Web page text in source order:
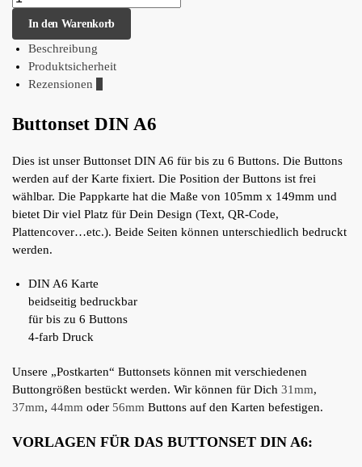
In den Warenkorb
Beschreibung
Produktsicherheit
Rezensionen
Buttonset DIN A6
Dies ist unser Buttonset DIN A6 für bis zu 6 Buttons. Die Buttons
werden auf der Karte fixiert. Die Position der Buttons ist frei
wählbar. Die Pappkarte hat die Maße von 105mm x 149mm und
bietet Dir viel Platz für Dein Design (Text, QR-Code,
Plattencover…etc.). Beide Seiten können unterschiedlich bedruckt
werden.
DIN A6 Karte
beidseitig bedruckbar
für bis zu 6 Buttons
4-farb Druck
Unsere „Postkarten“ Buttonsets können mit verschiedenen
Buttongrößen bestückt werden. Wir können für Dich 31mm,
37mm, 44mm oder 56mm Buttons auf den Karten befestigen.
VORLAGEN FÜR DAS BUTTONSET DIN A6: